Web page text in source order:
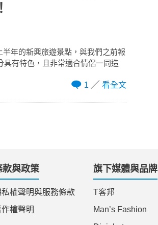
年的新興旅遊景點，與我們之前報
有特色，且非常適合情侶一同造
1
看全文
款與政策
私權聲明與服務條款
作權聲明
旗下媒體與品牌
T客邦
Man’s Fashion